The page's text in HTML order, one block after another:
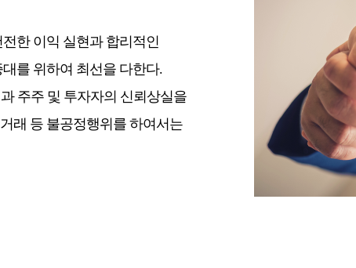
한 이익 실현과 합리적인
를 위하여 최선을 다한다.
주주 및 투자자의 신뢰상실을
래 등 불공정행위를 하여서는